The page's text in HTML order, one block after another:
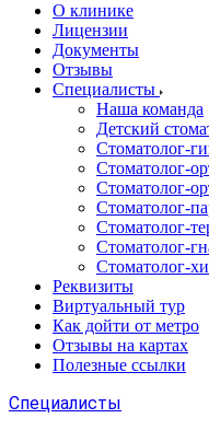
О клинике
Лицензии
Документы
Отзывы
Специалисты
Наша команда
Детский
Стоматолог-
Стоматолог-
Стоматолог-
Стоматолог-
Стоматолог-
Стоматолог-
Стоматолог-
Реквизиты
Виртуальный тур
Как дойти от метро
Отзывы на картах
Полезные ссылки
Специалисты